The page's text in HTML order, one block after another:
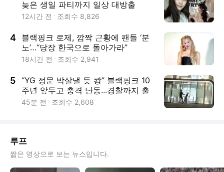
늦은 생일 파티까지 일상 대방출
12시간 전 조회수 8,826
4 블랙핑크 로제, 깜짝 근황에 팬들 ‘분
노’…“당장 한국으로 돌아가라”
18시간 전 조회수 2,941
5 “YG 정문 박살낼 듯 쾅” 블랙핑크 10
주년 앞두고 충격 난동...경찰까지 출
동
45분 전 조회수 2,608
루프
짧은 영상으로 보는 뉴스입니다.